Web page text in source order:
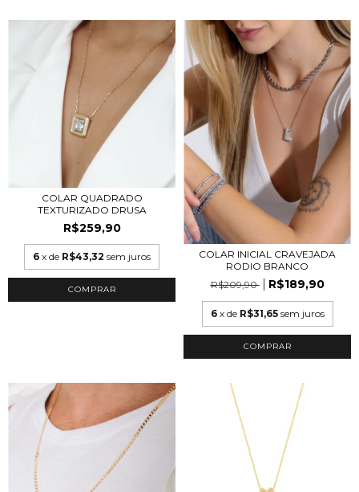
COLAR QUADRADO
TEXTURIZADO DRUSA
R$259,90
6 x de R$43,32 sem juros
COLAR INICIAL CRAVEJADA
RODIO BRANCO
R$209,90
R$189,90
6 x de R$31,65 sem juros
COMPRAR